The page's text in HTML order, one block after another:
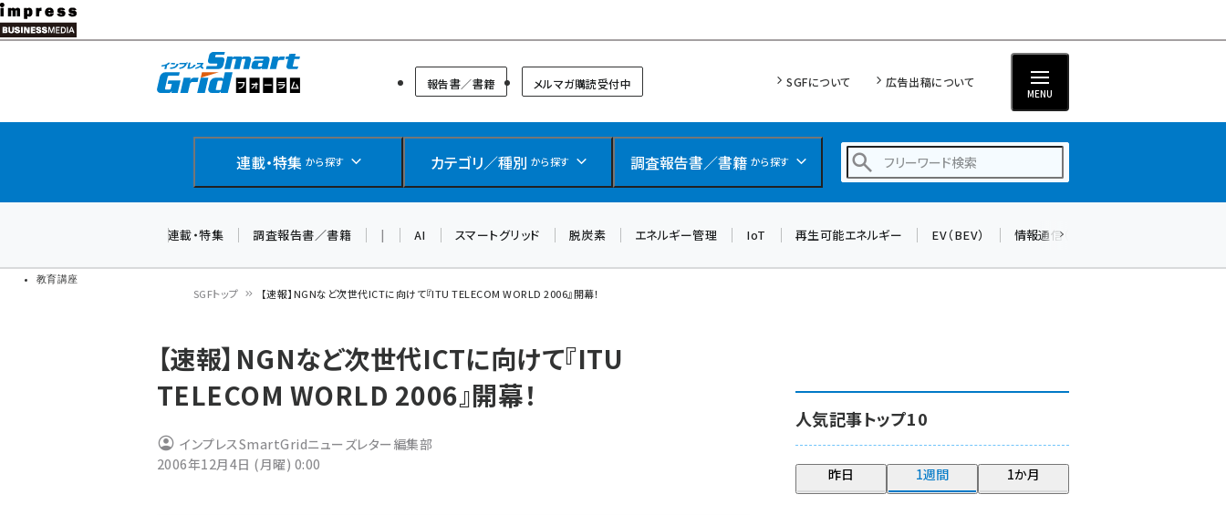
メ
イ
教育講座
スマートグリッドフォーラム
報告書／書籍 メルマガ購読受付中 SGFについて 広告出稿について
MENU
連載・特集 から探す カテゴリ／種別 から探す 調査報告書／書籍 から探す
ngn (262)
大串 (210)
aitras (176)
タンデム (140)
連載・特集 調査報告書／書籍 | AI スマートグリッド 脱炭素 エネルギー管理 IoT 再生可能エネルギー EV（BEV） 情報通信（ICT）
ン
く
ず
SGFトップ 【速報】NGNなど次世代ICTに向けて『ITU TELECOM WORLD 2006』開幕！
【速報】NGNなど次世代ICTに向けて『ITU
TELECOM WORLD 2006』開幕！
インプレスSmartGridニューズレター編集部
2006年12月4日 (月曜) 0:00
人気記事トップ10
昨日 1週間 1か月